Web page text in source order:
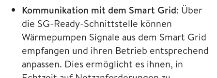
Kommunikation mit dem Smart Grid: Über
die SG-Ready-Schnittstelle können
Wärmepumpen Signale aus dem Smart Grid
empfangen und ihren Betrieb entsprechend
anpassen. Dies ermöglicht es ihnen, in